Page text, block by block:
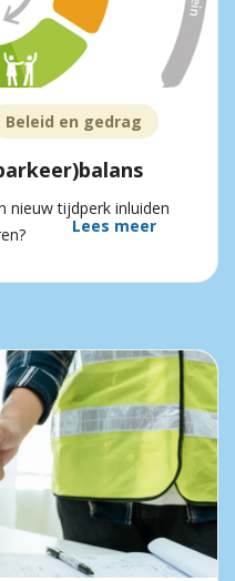
Beleid en gedrag
nieuw tijdperk inluiden
Lees meer